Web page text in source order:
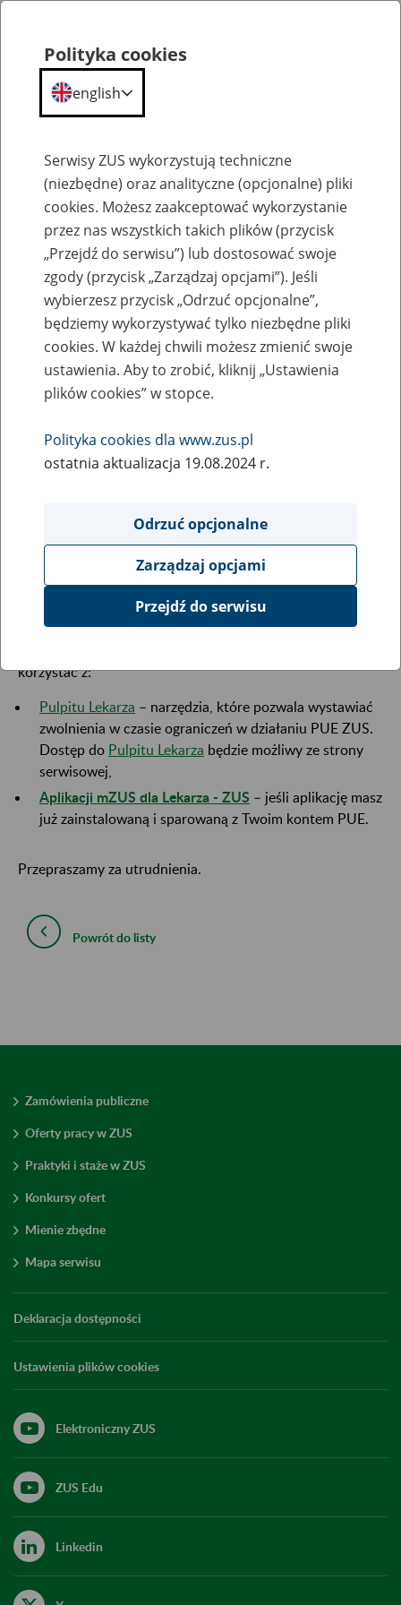
Komunikaty
Ograniczenie w dostępie do portalu PUE
29 września br.
29
September
2023
29 września od godziny 21:00 do godziny
wystąpią ograniczenia w dostępie do portalu
Platformy Usług Elektronicznych i poszczególnych jego
korzystać z:
Pulpitu Lekarza – narzędzia, które pozwala wystawiać
zwolnienia w czasie ograniczeń w działaniu PUE ZUS.
Dostęp do Pulpitu Lekarza będzie możliwy ze strony
serwisowej,
Aplikacji mZUS dla Lekarza - ZUS – jeśli aplikację masz
już zainstalowaną i sparowaną z Twoim kontem PUE.
Przepraszamy za utrudnienia.
Powrót do listy
Zamówienia publiczne
Oferty pracy w ZUS
Praktyki i staże w ZUS
Konkursy ofert
Mienie zbędne
Mapa serwisu
Deklaracja dostępności
Ustawienia plików cookies
Elektroniczny ZUS
ZUS Edu
Linkedin
Polityka cookies
english
Serwisy ZUS wykorzystują techniczne
(niezbędne) oraz analityczne (opcjonalne) pliki
cookies. Możesz zaakceptować wykorzystanie
przez nas wszystkich takich plików (przycisk
„Przejdź do serwisu”) lub dostosować swoje
zgody (przycisk „Zarządzaj opcjami”). Jeśli
wybierzesz przycisk „Odrzuć opcjonalne”,
będziemy wykorzystywać tylko niezbędne pliki
cookies. W każdej chwili możesz zmienić swoje
ustawienia. Aby to zrobić, kliknij „Ustawienia
plików cookies” w stopce.
Polityka cookies dla www.zus.pl
ostatnia aktualizacja 19.08.2024 r.
Odrzuć opcjonalne
Zarządzaj opcjami
Przejdź do serwisu